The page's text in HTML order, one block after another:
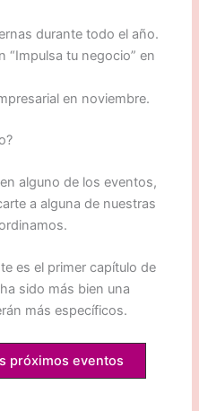
durante todo el año.
“Impulsa tu negocio” en
en noviembre.
alguno de los eventos,
a alguna de nuestras
es el primer capítulo de
sido más bien una
más específicos.
próximos eventos